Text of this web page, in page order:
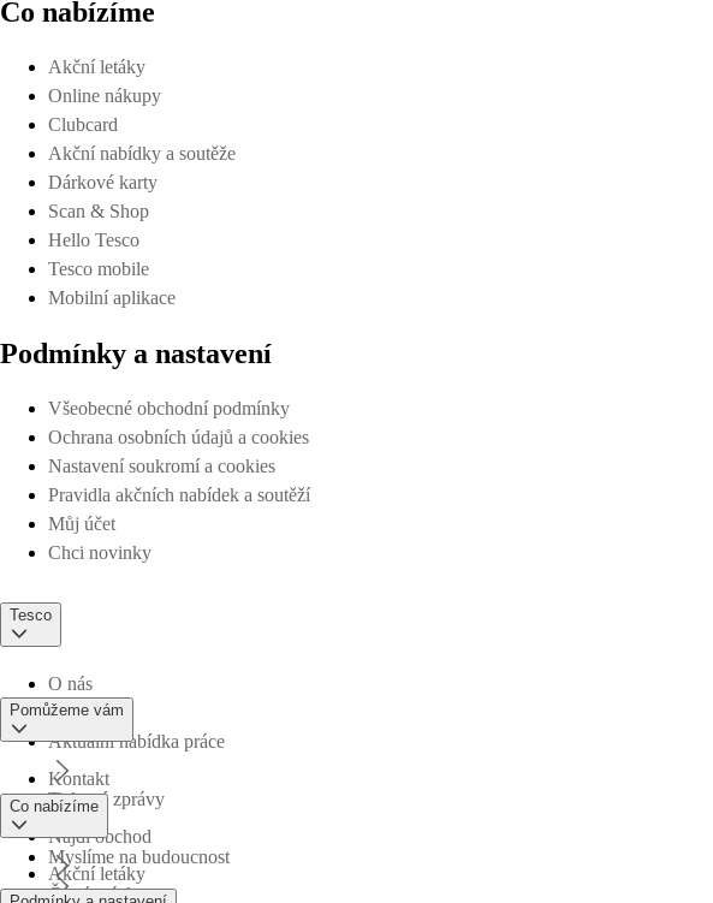
Co nabízíme
Akční letáky
Online nákupy
Clubcard
Akční nabídky a soutěže
Dárkové karty
Scan & Shop
Hello Tesco
Tesco mobile
Mobilní aplikace
Podmínky a nastavení
Všeobecné obchodní podmínky
Ochrana osobních údajů a cookies
Nastavení soukromí a cookies
Pravidla akčních nabídek a soutěží
Můj účet
Chci novinky
Tesco
O nás
Aktuální nabídka práce
Tiskové zprávy
Myslíme na budoucnost
Pomůžeme vám
Kontakt
Najdi obchod
Časté otázky
Co nabízíme
Akční letáky